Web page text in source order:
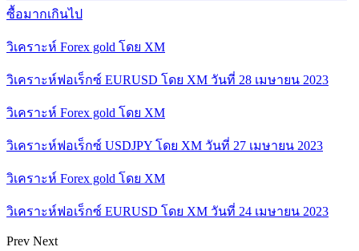
ซื้อมากเกินไป
วิเคราะห์ Forex gold โดย XM
วิเคราะห์ฟอเร็กซ์ EURUSD โดย XM วันที่ 28 เมษายน 2023
วิเคราะห์ Forex gold โดย XM
วิเคราะห์ฟอเร็กซ์ USDJPY โดย XM วันที่ 27 เมษายน 2023
วิเคราะห์ Forex gold โดย XM
วิเคราะห์ฟอเร็กซ์ EURUSD โดย XM วันที่ 24 เมษายน 2023
Prev Next